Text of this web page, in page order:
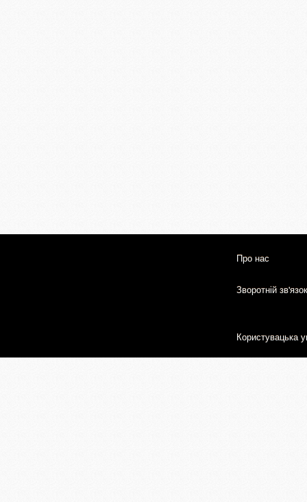
Про нас
Зворотній зв'язок
Користувацька